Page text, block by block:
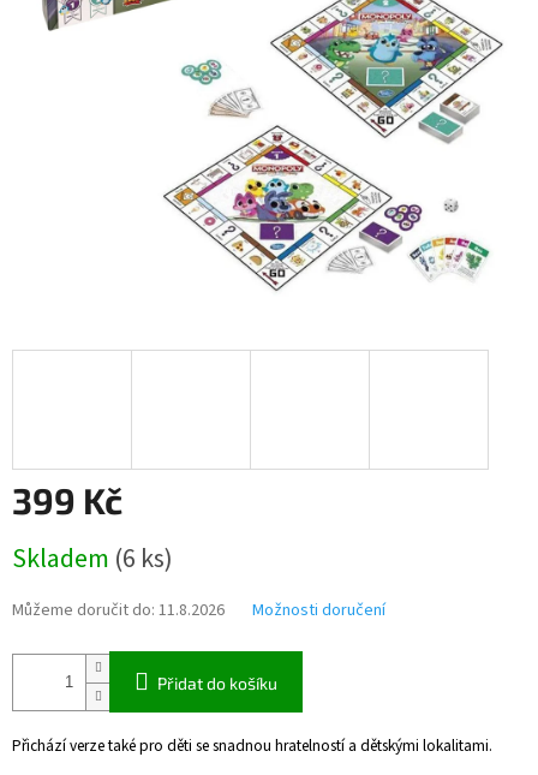
399 Kč
cena:
Skladem (6 ks)
Můžeme doručit do: 11.8.2026 Možnosti doručení
Přidat do košíku
Přichází verze také pro děti se snadnou hratelností a dětskými lokalitami.